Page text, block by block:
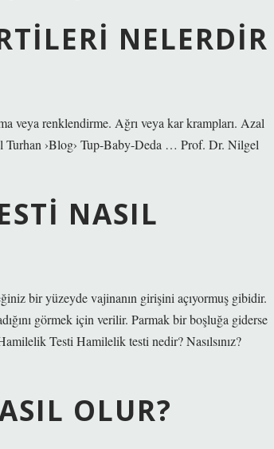
NELERDIR
veya renklendirme. Ağrı veya kar krampları. Azal
Turhan ›Blog› Tup-Baby-Deda … Prof. Dr. Nilgel
NASIL
bir yüzeyde vajinanın girişini açıyormuş gibidir.
görmek için verilir. Parmak bir boşluğa giderse
Testi Hamilelik testi nedir? Nasılsınız?
OLUR?